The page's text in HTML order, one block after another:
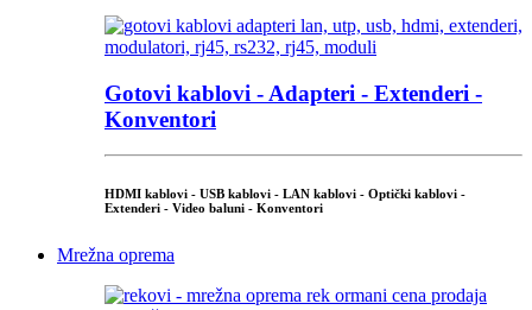
Gotovi kablovi - Adapteri - Extenderi -
Konventori
HDMI kablovi - USB kablovi - LAN kablovi - Optički kablovi -
Extenderi - Video baluni - Konventori
Mrežna oprema